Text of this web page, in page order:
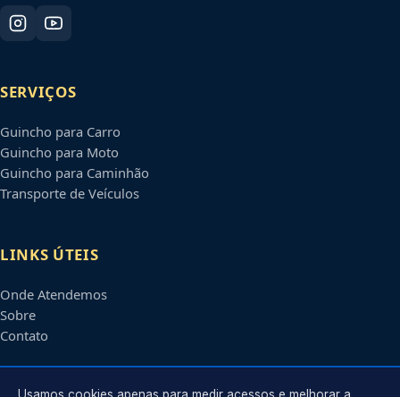
SERVIÇOS
Guincho para Carro
Guincho para Moto
Guincho para Caminhão
Transporte de Veículos
LINKS ÚTEIS
Onde Atendemos
Sobre
Contato